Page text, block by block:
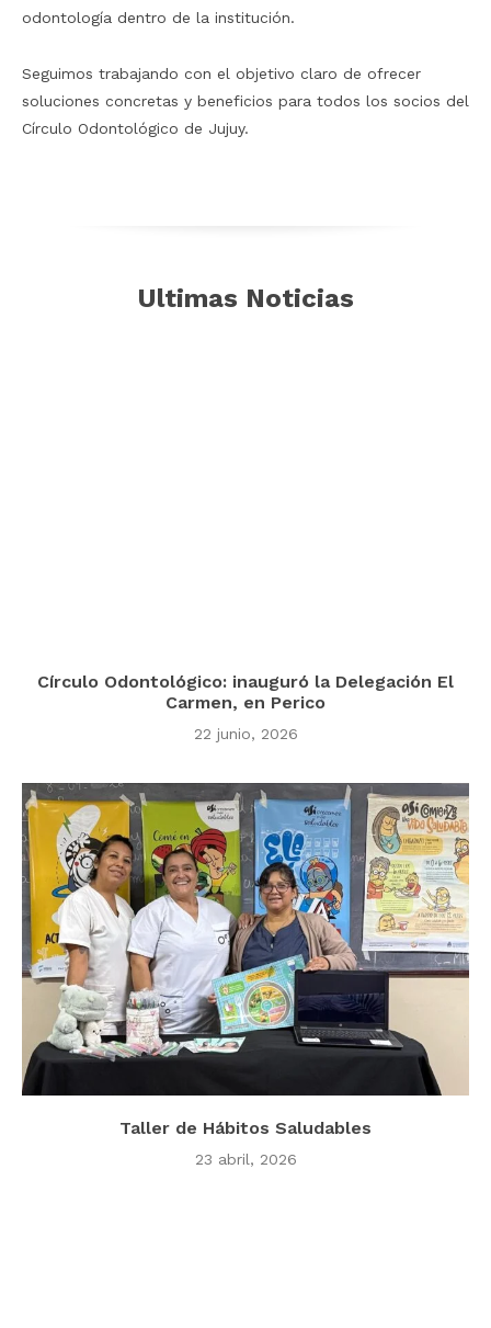
odontología dentro de la institución.
Seguimos trabajando con el objetivo claro de ofrecer
soluciones concretas y beneficios para todos los socios del
Círculo Odontológico de Jujuy.
Ultimas Noticias
Círculo Odontológico: inauguró la Delegación El
Carmen, en Perico
22 junio, 2026
Taller de Hábitos Saludables
23 abril, 2026